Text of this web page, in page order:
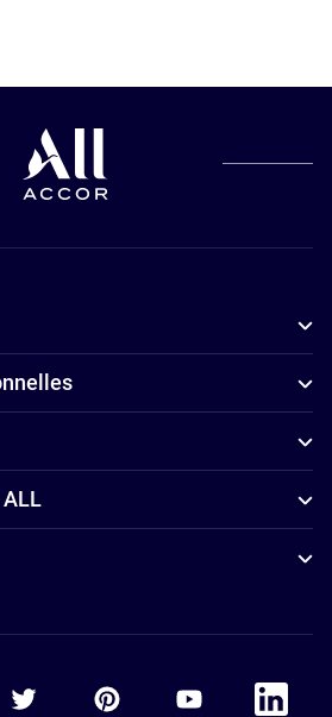
Accor TwitterAccor PinterestAccor Youtube
Accor